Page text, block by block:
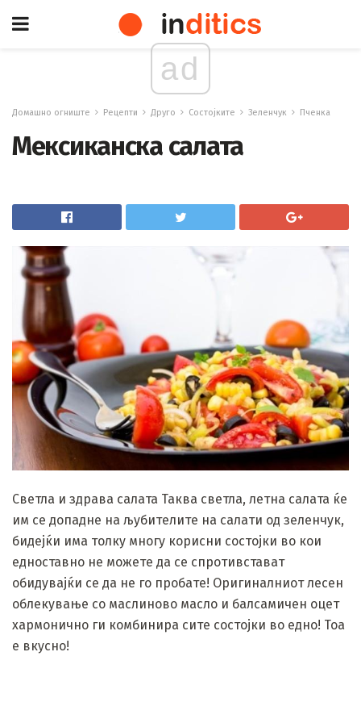
ad
Домашно огниште Рецепти Друго Состојките Зеленчук Пченка
Мексиканска салата
Светла и здрава салата Таква светла, летна салата ќе
им се допадне на љубителите на салати од зеленчук,
бидејќи има толку многу корисни состојки во кои
едноставно не можете да се спротивстават
обидувајќи се да не го пробате! Оригиналниот лесен
облекување со маслиново масло и балсамичен оцет
хармонично ги комбинира сите состојки во едно! Тоа
е вкусно!